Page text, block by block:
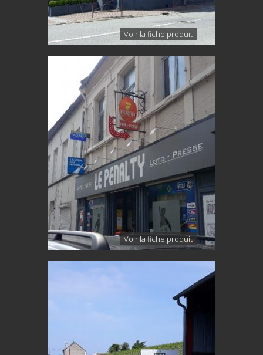
Voir la fiche produit
Voir la fiche produit